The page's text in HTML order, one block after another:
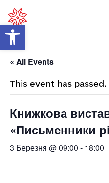
Відкрити Панель інструментів
« All Events
This event has passed.
Книжкова
«Письменники
3 Березня @ 09:00 - 18:00